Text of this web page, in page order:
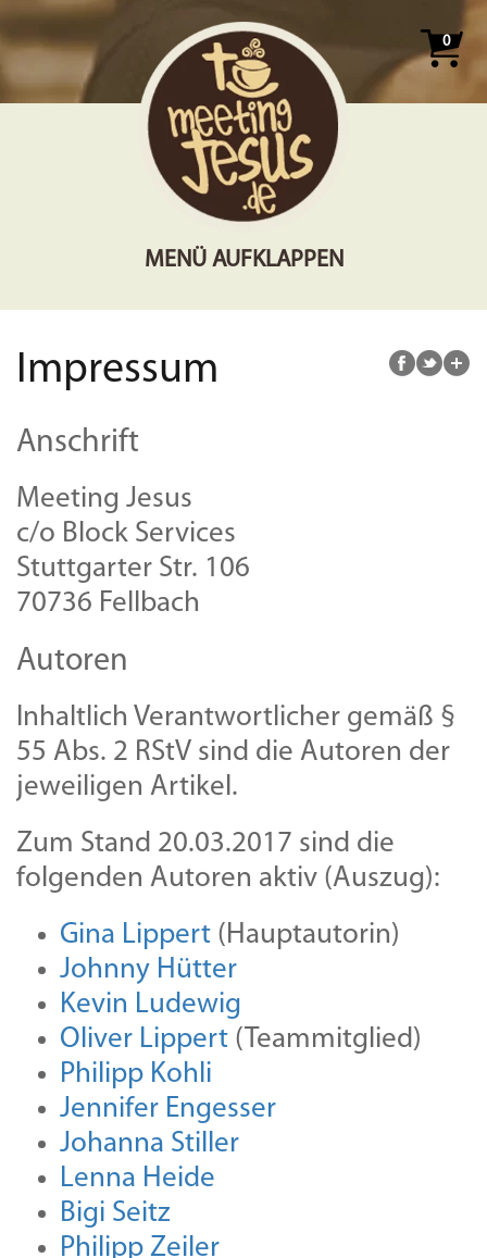
0
MENÜ AUFKLAPPEN
Impressum
Anschrift
Meeting Jesus
c/o Block Services
Stuttgarter Str. 106
70736 Fellbach
Autoren
Inhaltlich Verantwortlicher gemäß §
55 Abs. 2 RStV sind die Autoren der
jeweiligen Artikel.
Zum Stand 20.03.2017 sind die
folgenden Autoren aktiv (Auszug):
Gina Lippert (Hauptautorin)
Johnny Hütter
Kevin Ludewig
Oliver Lippert (Teammitglied)
Philipp Kohli
Jennifer Engesser
Johanna Stiller
Lenna Heide
Bigi Seitz
Philipp Zeiler